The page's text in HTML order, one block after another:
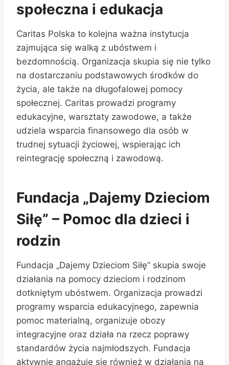
społeczna i edukacja
Caritas Polska to kolejna ważna instytucja
zajmująca się walką z ubóstwem i
bezdomnością. Organizacja skupia się nie tylko
na dostarczaniu podstawowych środków do
życia, ale także na długofalowej pomocy
społecznej. Caritas prowadzi programy
edukacyjne, warsztaty zawodowe, a także
udziela wsparcia finansowego dla osób w
trudnej sytuacji życiowej, wspierając ich
reintegrację społeczną i zawodową.
Fundacja „Dajemy Dzieciom
Siłę” – Pomoc dla dzieci i
rodzin
Fundacja „Dajemy Dzieciom Siłę” skupia swoje
działania na pomocy dzieciom i rodzinom
dotkniętym ubóstwem. Organizacja prowadzi
programy wsparcia edukacyjnego, zapewnia
pomoc materialną, organizuje obozy
integracyjne oraz działa na rzecz poprawy
standardów życia najmłodszych. Fundacja
aktywnie angażuje się również w działania na